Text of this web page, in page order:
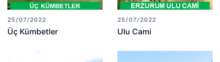
25/07/2022
Üç Kümbetler
25/07/2022
Ulu Cami